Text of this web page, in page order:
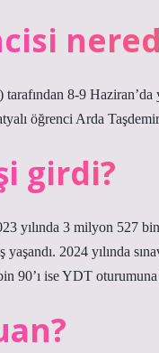
8-9
öğrenci Arda
girdi?
3 milyon 527 bin
yaşandı. 2024 yılında
90’ı ise YDT oturumuna